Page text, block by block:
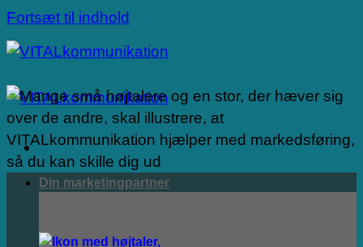
Fortsæt til indhold
Din marketingpartner